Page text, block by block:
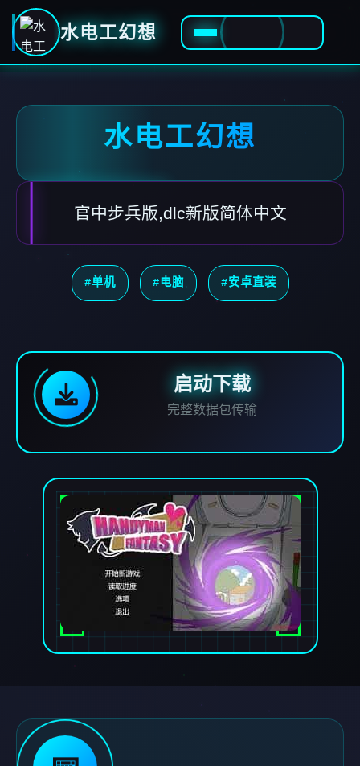
水电工幻想
水电工幻想
官中步兵版,dlc新版简体中文
#单机 #电脑 #安卓直装
启动下载
完整数据包传输